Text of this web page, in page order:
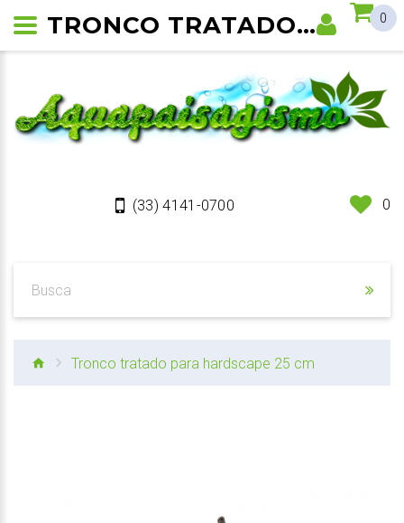
(33) 4141-0700 0
0
Tronco tratado para hardscape 25 cm
TRONCO TRATADO PARA HARDSCAPE 25 CM